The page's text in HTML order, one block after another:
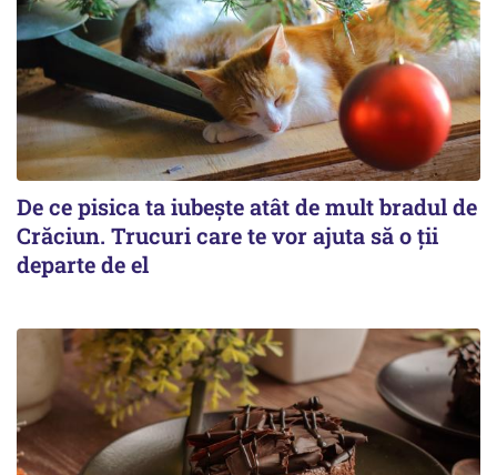
De ce pisica ta iubește atât de mult bradul de
Crăciun. Trucuri care te vor ajuta să o ții
departe de el